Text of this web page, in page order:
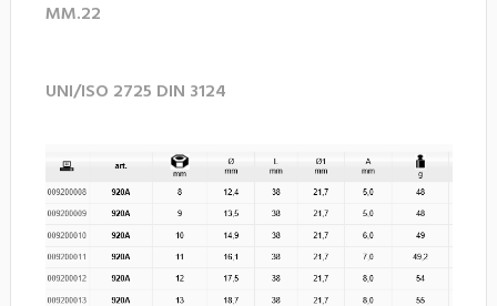
MM.22
UNI/ISO 2725 DIN 3124